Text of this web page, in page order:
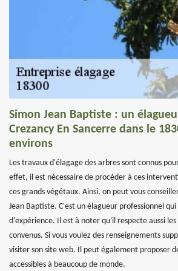
Simon Jean Baptiste : un
Crezancy En Sancerre dans le
environs
Les travaux d'élagage des arbres sont connus
effet, il est nécessaire de procéder à ces
ces grands végétaux. Ainsi, on peut vous
Jean Baptiste. C'est un élagueur professionnel qui
d'expérience. Il est à noter qu'il respecte aussi
convenus. Si vous voulez des renseignements
visiter son site web. Il peut également proposer
accessibles à beaucoup de monde.